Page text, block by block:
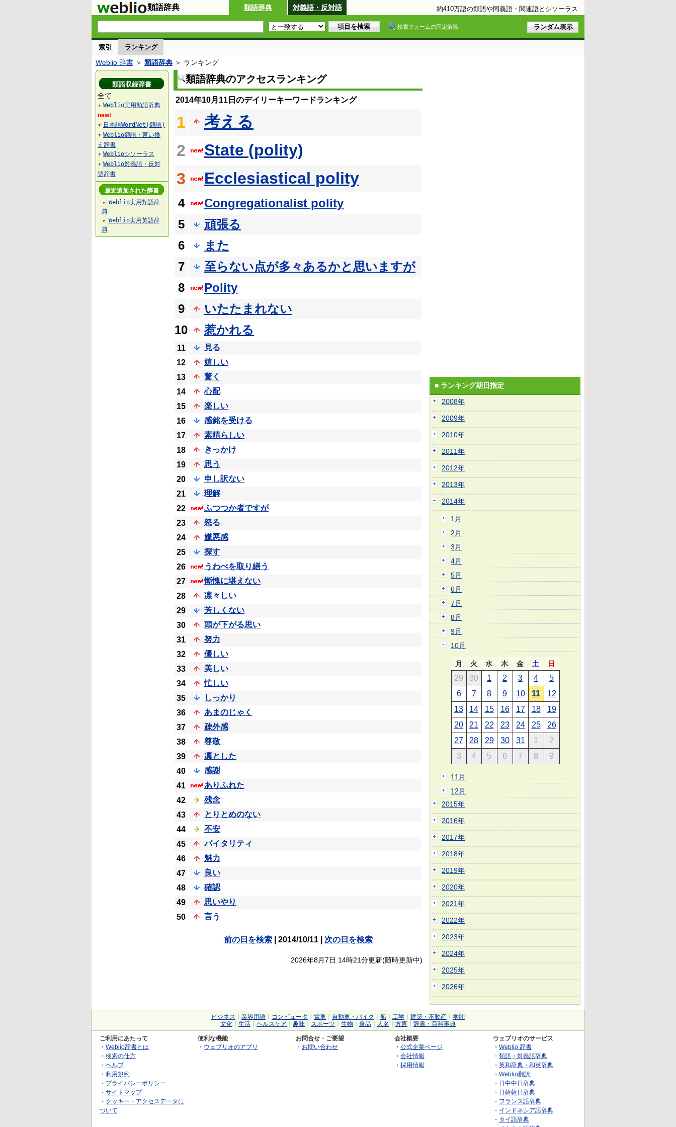
類語辞典 類語辞典 対義語・反対語 約410万語の類語や同義語・関連語とシソーラス
検索フォームの固定解除
索引 ランキング
Weblio 辞書 ＞ 類語辞典 ＞ ランキング
類語辞典のアクセスランキング
2014年10月11日のデイリーキーワードランキング
1
考える
2
State (polity)
3
Ecclesiastical polity
4
Congregationalist polity
5
頑張る
6
また
7
至らない点が多々あるかと思いますが
8
Polity
9
いたたまれない
10
惹かれる
11
見る
12
嬉しい
13
驚く
14
心配
15
楽しい
16
感銘を受ける
17
素晴らしい
18
きっかけ
19
思う
20
申し訳ない
21
理解
22
ふつつか者ですが
23
怒る
24
嫌悪感
25
探す
26
うわべを取り繕う
27
慚愧に堪えない
28
凛々しい
29
芳しくない
30
頭が下がる思い
31
努力
32
優しい
33
美しい
34
忙しい
35
しっかり
36
あまのじゃく
37
疎外感
38
尊敬
39
凛とした
40
感謝
41
ありふれた
42
残念
43
とりとめのない
44
不安
45
バイタリティ
46
魅力
47
良い
48
確認
49
思いやり
50
言う
前の日を検索| 2014/10/11 | 次の日を検索
2026年8月7日 14時21分更新(随時更新中)
類語収録辞書
全て
▼ Weblio実用類語辞典
new!
▼ 日本語WordNet(類語)
▼ Weblio類語・言い換
え辞書
▼ Weblioシソーラス
▼ Weblio対義語・反対
語辞書
最近追加された辞書
▼
Weblio実用類語辞
典
▼
Weblio実用英語辞
典
■ ランキング期日指定
2008年
2009年
2010年
2011年
2012年
2013年
2014年
1月
2月
3月
4月
5月
6月
7月
8月
9月
10月
月 火 水 木 金 土 日
29 30 1 2 3 4
5
6
7 8 9 10 11
12
13
14 15 16 17 18
19
20
21 22 23 24 25
26
27
28 29 30 31 1
2
3
4 5 6 7 8 9
11月
12月
2015年
2016年
2017年
2018年
2019年
2020年
2021年
2022年
2023年
2024年
2025年
2026年
ビジネス 業界用語 コンピュータ 電車 自動車・バイク 船 工学 建築・不動産
学問
文化
生活 ヘルスケア 趣味 スポーツ 生物 食品 人名 方言 辞書・百科事典
ご利用にあたって
・ Weblio辞書とは
・ 検索の仕方
・ ヘルプ
・ 利用規約
・ プライバシーポリシー
・ サイトマップ
・ クッキー・アクセスデータに
ついて
便利な機能
・ ウェブリオのアプリ
お問合せ・ご要望
・ お問い合わせ
会社概要
・ 公式企業ページ
・ 会社情報
・ 採用情報
ウェブリオのサービス
・ Weblio 辞書
・ 類語・対義語辞典
・ 英和辞典・和英辞典
・ Weblio翻訳
・ 日中中日辞典
・ 日韓韓日辞典
・ フランス語辞典
・ インドネシア語辞典
・ タイ語辞典